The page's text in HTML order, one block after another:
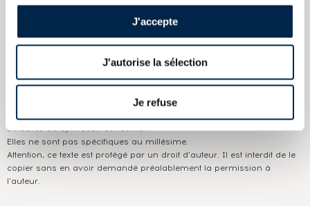
J'accepte
J'autorise la sélection
Je refuse
Domaine : Springbank
Couleur : Ambré
actuelles du spiritueux concerné.
Elles ne sont pas spécifiques au millésime.
Attention, ce texte est protégé par un droit d'auteur. Il est interdit de le
copier sans en avoir demandé préalablement la permission à
l'auteur.